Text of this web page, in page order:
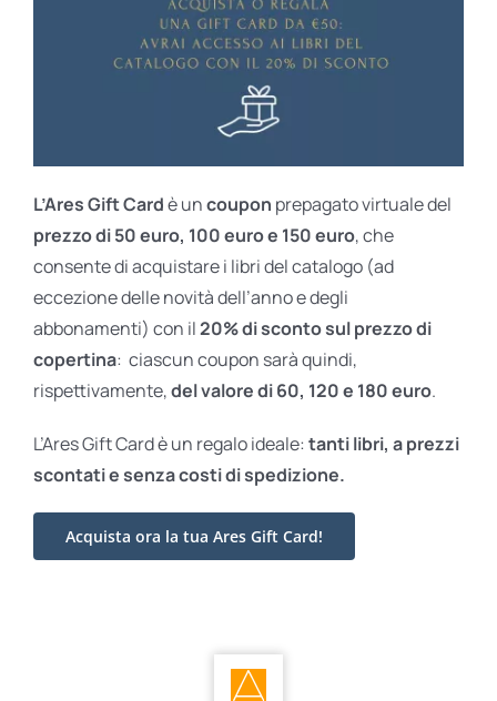
L’Ares Gift Cardè uncoupon prepagato virtuale del
prezzo di 50 euro, 100 euro e 150 euro, che
consente di acquistare i libri del catalogo (ad
eccezione delle novità dell’anno e degli
abbonamenti) con il20% di sconto sul prezzo di
copertina: ciascun coupon sarà quindi,
rispettivamente,del valore di 60, 120 e 180 euro.
L’Ares Gift Card è un regalo ideale: tanti libri, a prezzi
scontati esenza costi di spedizione.
Acquista ora la tua Ares Gift Card!